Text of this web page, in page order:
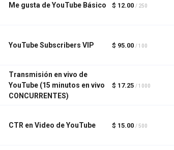
Me gusta de YouTube Básico $ 12.00 / 250
YouTube Subscribers VIP $ 95.00 / 100
Transmisión en vivo de
YouTube (15 minutos en vivo
CONCURRENTES)
$ 17.25 / 1000
CTR en Video de YouTube $ 15.00 / 500